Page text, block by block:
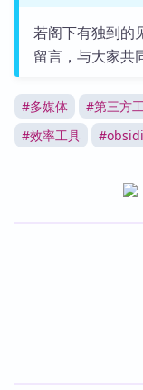
若阁下有独到的
留言，与大家共
#多媒体 #第三方
#效率工具 #